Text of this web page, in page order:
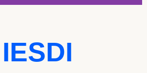
de 3 años.
IESDI